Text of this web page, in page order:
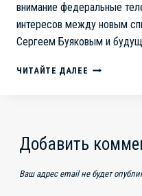
внимание федеральные
интересов между новым
Сергеем Буяковым и
ЧИТАЙТЕ ДАЛЕЕ СПЕКТАКЛЬ
Добавить
Ваш адрес email не будет